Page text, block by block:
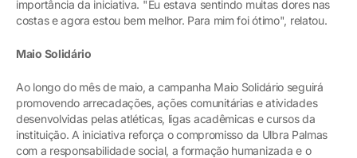
importância da iniciativa. "Eu estava sentindo muitas dores nas
costas e agora estou bem melhor. Para mim foi ótimo", relatou.
Maio Solidário
Ao longo do mês de maio, a campanha Maio Solidário seguirá
promovendo arrecadações, ações comunitárias e atividades
desenvolvidas pelas atléticas, ligas acadêmicas e cursos da
instituição. A iniciativa reforça o compromisso da Ulbra Palmas
com a responsabilidade social, a formação humanizada e o